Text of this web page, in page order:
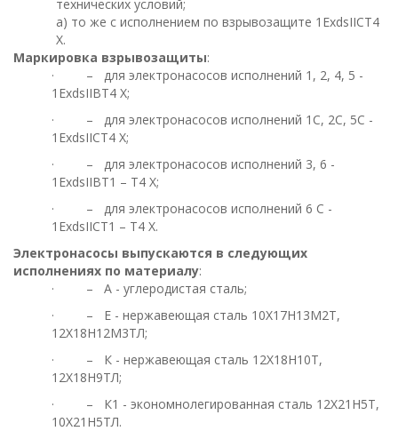
технических условий;
a) то же с исполнением по взрывозащите 1ЕхdsIIСТ4
Х.
Маркировка взрывозащиты:
· – для электронасосов исполнений 1, 2, 4, 5 -
1ЕхdsIIВТ4 Х;
· – для электронасосов исполнений 1С, 2С, 5С -
1ЕхdsIIСТ4 Х;
· – для электронасосов исполнений 3, 6 -
1ЕхdsIIВТ1 – Т4 Х;
· – для электронасосов исполнений 6 С -
1ЕхdsIIСТ1 – Т4 Х.
Электронасосы выпускаются в следующих
исполнениях по материалу:
· – А - углеродистая сталь;
· – Е - нержавеющая сталь 10Х17Н13М2Т,
12Х18Н12М3ТЛ;
· – К - нержавеющая сталь 12Х18Н10Т,
12Х18Н9ТЛ;
· – К1 - экономнолегированная сталь 12Х21Н5Т,
10Х21Н5ТЛ.